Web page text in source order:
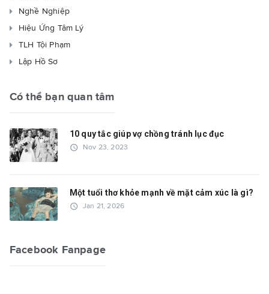
Nghề Nghiệp
Hiệu Ứng Tâm Lý
TLH Tội Phạm
Lập Hồ Sơ
Có thể bạn quan tâm
10 quy tắc giúp vợ chồng tránh lục đục
access_time Nov 23, 2023
Một tuổi thơ khỏe mạnh về mặt cảm xúc là gì?
access_time Jan 21, 2026
Facebook Fanpage